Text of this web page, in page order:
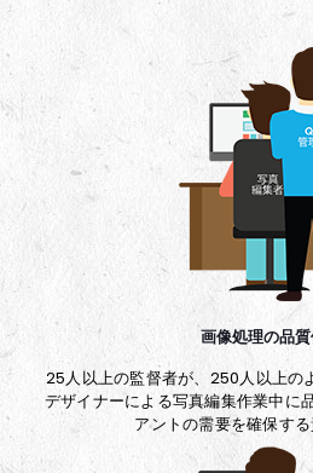
画像処理の品
25人以上の監督者が、250人以上の
デザイナーによる写真編集作業中に
アントの需要を確保する